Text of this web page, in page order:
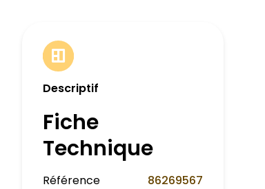
Descriptif
Fiche
Technique
Référence
86269567